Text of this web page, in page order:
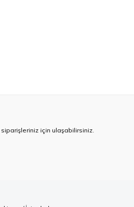
siparişleriniz için ulaşabilirsiniz.